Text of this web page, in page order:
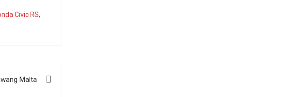
Civic RS,
Malta